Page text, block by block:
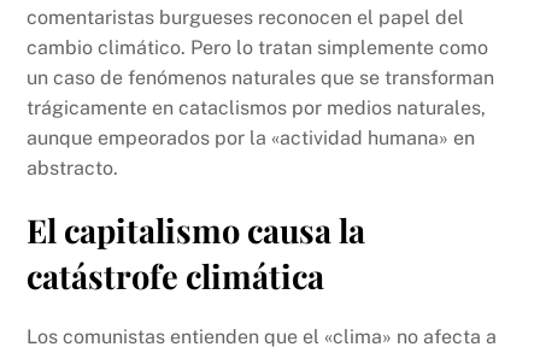
comentaristas burgueses reconocen el papel del
cambio climático. Pero lo tratan simplemente como
un caso de fenómenos naturales que se transforman
trágicamente en cataclismos por medios naturales,
aunque empeorados por la «actividad humana» en
abstracto.
El capitalismo causa la
catástrofe climática
Los comunistas entienden que el «clima» no afecta a